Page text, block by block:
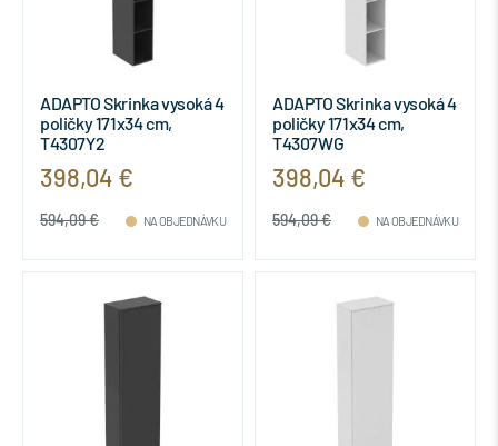
ADAPTO Skrinka vysoká 4
poličky 171x34 cm,
T4307Y2
398,04 €
594,09 € NA OBJEDNÁVKU
ADAPTO Skrinka vysoká 4
poličky 171x34 cm,
T4307WG
398,04 €
594,09 € NA OBJEDNÁVKU